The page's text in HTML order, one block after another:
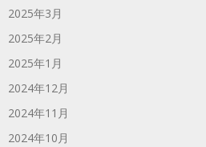
2025年3月
2025年2月
2025年1月
2024年12月
2024年11月
2024年10月